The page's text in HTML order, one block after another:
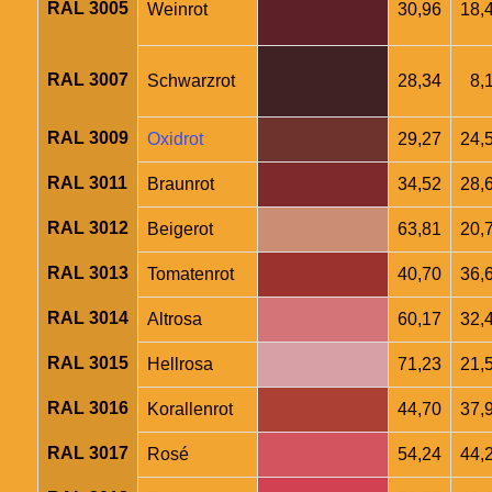
RAL 3005 Weinrot 30,96
RAL 3007 Schwarzrot 28,34
RAL 3009 Oxidrot 29,27
RAL 3011 Braunrot 34,52
RAL 3012 Beigerot 63,81
RAL 3013 Tomatenrot 40,70
RAL 3014 Altrosa 60,17
RAL 3015 Hellrosa 71,23
RAL 3016 Korallenrot 44,70
RAL 3017 Rosé 54,24